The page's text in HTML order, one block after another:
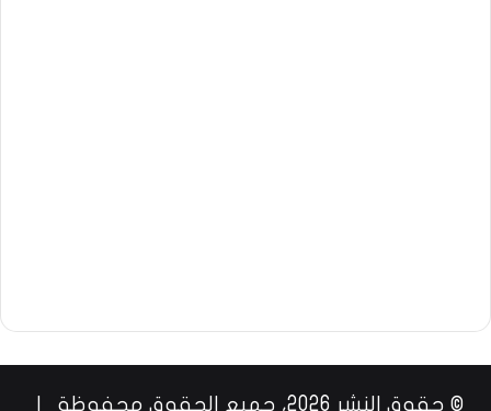
© حقوق النشر 2026، جميع الحقوق محفوظة |